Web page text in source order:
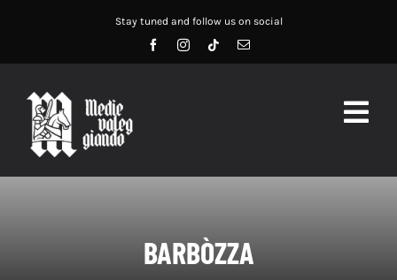
contenuto
Stay tuned and follow us on social
HOME
BARBÒZZA